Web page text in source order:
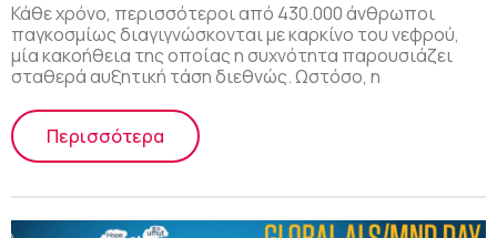
Κάθε χρόνο, περισσότεροι από 430.000 άνθρωποι
παγκοσμίως διαγιγνώσκονται με καρκίνο του νεφρού,
μία κακοήθεια της οποίας η συχνότητα παρουσιάζει
σταθερά αυξητική τάση διεθνώς. Ωστόσο, η
Περισσότερα